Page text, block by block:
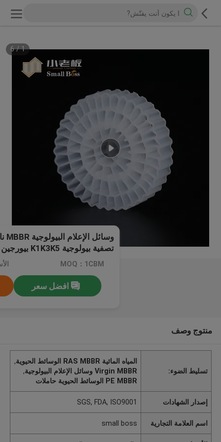
1
/
6
البيولوجي لمصنع معالجة مياه
MOQ：1CBM
افضل سعر
منتوج وصف
تسليط الضوء:
المياه المائية RAS MBBR الوسائط الحيوية
,
Virgin MBBR وسائل الإعلام البيولوجية
,
PE MBBR الوسائط الحيوية حاملات
إصدار الشهادات SGS, FDA, ISO9001
اسم العلامة التجارية small boss